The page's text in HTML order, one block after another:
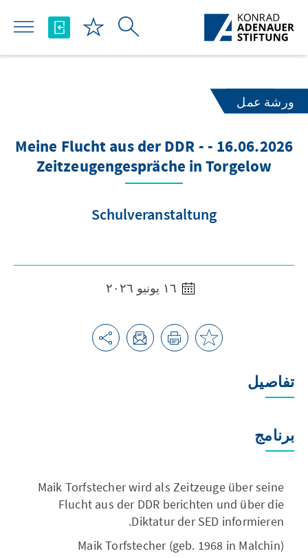
تخطي إلى المحتوى الرئيسي
ورشة عمل
16.06.2026 - Meine Flucht aus der DDR -
Zeitzeugengespräche in Torgelow
Schulveranstaltung
تفاصيل
برنامج
Maik Torfstecher wird als Zeitzeuge über seine
Flucht aus der DDR berichten und über die
Diktatur der SED informieren.
Maik Torfstecher (geb. 1968 in Malchin)